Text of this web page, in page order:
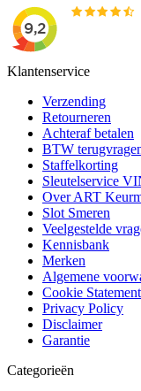
Klantenservice
Verzending
Retourneren
Achteraf betalen
BTW
Staffelkorting
Sleutelservice
Over ART
Slot Smeren
Veelgestelde
Kennisbank
Merken
Algemene
Cookie Statement
Privacy Policy
Disclaimer
Garantie
Categorieën